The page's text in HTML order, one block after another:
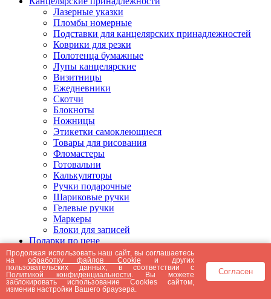
Лазерные указки
Пломбы номерные
Подставки для канцелярских принадлежностей
Коврики для резки
Полотенца бумажные
Лупы канцелярские
Визитницы
Ежедневники
Скотчи
Блокноты
Ножницы
Этикетки самоклеющиеся
Товары для рисования
Фломастеры
Готовальни
Калькуляторы
Ручки подарочные
Шариковые ручки
Гелевые ручки
Маркеры
Блоки для записей
Подарки по цене
Подарки от 5000 рублей
Подарки до 5000 рублей
Подарки до 3000 рублей
Подарки до 2000 рублей
Подарки до 1000 рублей
Продолжая использовать наш сайт, вы соглашаетесь
наобработку файлов Cookie и других
пользовательских данных, в соответствии с
Политикой конфиденциальности . Вы можете
заблокировать использование Cookies сайтом,
изменив настройки Вашего браузера.
Согласен